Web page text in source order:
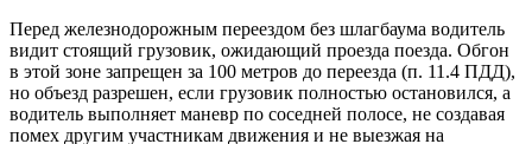
Перед железнодорожным переездом без шлагбаума водитель
видит стоящий грузовик, ожидающий проезда поезда. Обгон
в этой зоне запрещен за 100 метров до переезда (п. 11.4 ПДД),
но объезд разрешен, если грузовик полностью остановился, а
водитель выполняет маневр по соседней полосе, не создавая
помех другим участникам движения и не выезжая на